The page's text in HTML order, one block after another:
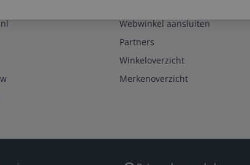
Webwinkel aansluiten
Partners
Winkeloverzicht
Merkenoverzicht